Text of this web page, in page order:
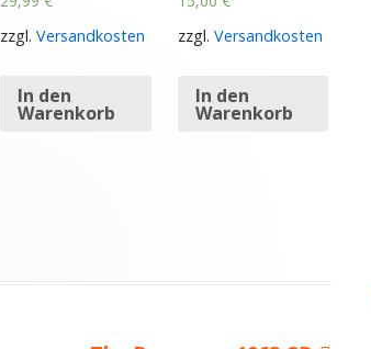
zzgl.Versandkosten
In den
Warenkorb
zzgl. Versandkosten
In den
Warenkorb